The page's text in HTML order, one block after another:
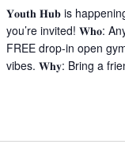
𝐘𝐨𝐮𝐭𝐡 𝐇𝐮𝐛 is
you’re invited! 𝐖𝐡𝐨:
FREE drop-in open
vibes. 𝐖𝐡𝐲: Bring a